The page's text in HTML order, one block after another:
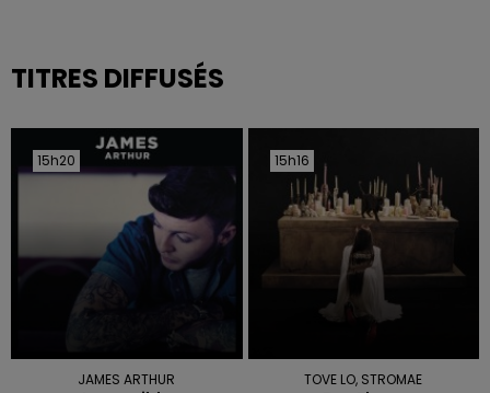
TITRES DIFFUSÉS
15h20
15h20
JAMES ARTHUR
15h16
15h16
TOVE LO, STROMAE